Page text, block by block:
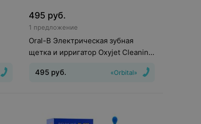
495 руб.
1 предложение
Oral-B Электрическая зубная
щетка и ирригатор Oxyjet Cleaning
(OC20.535.3)
«Orbital»
495 руб.
Отбеливание, Турбопоток, Чистка